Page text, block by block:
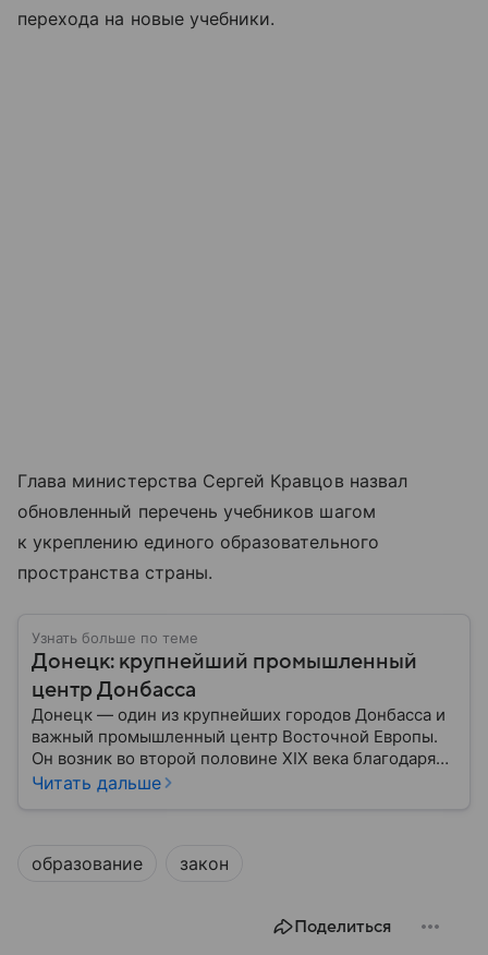
перехода на новые учебники.
Глава министерства Сергей Кравцов назвал
обновленный перечень учебников шагом
к укреплению единого образовательного
пространства страны.
Узнать больше по теме
Донецк: крупнейший промышленный
центр Донбасса
Донецк — один из крупнейших городов Донбасса и
важный промышленный центр Восточной Европы.
Он возник во второй половине XIX века благодаря
развитию угледобычи и металлургии, а
региона: собрали о нем главное.
Читать дальше
образование закон
Поделиться